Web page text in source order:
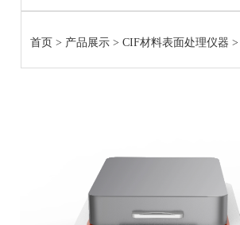
首页 > 产品展示 > CIF材料表面处理仪器 >